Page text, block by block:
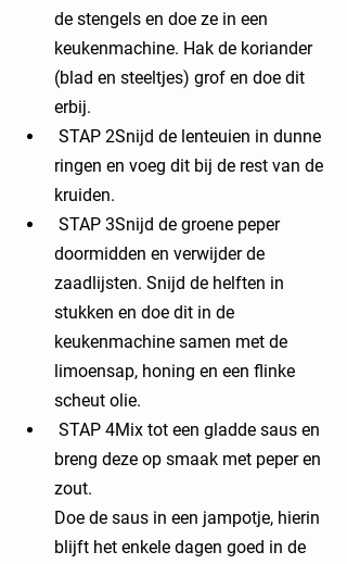
de stengels en doe ze in een
keukenmachine. Hak de koriander
(blad en steeltjes) grof en doe dit
erbij.
ringen en voeg dit bij de rest van de
kruiden.
doormidden en verwijder de
zaadlijsten. Snijd de helften in
stukken en doe dit in de
keukenmachine samen met de
limoensap, honing en een flinke
scheut olie.
breng deze op smaak met peper en
zout.
Doe de saus in een jampotje, hierin
blijft het enkele dagen goed in de